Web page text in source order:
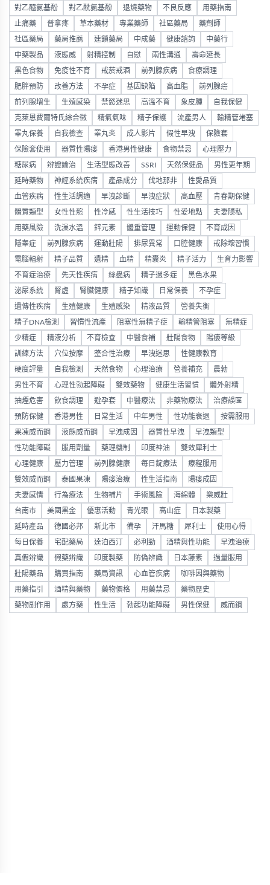
對乙醯氨基酚 對乙酰氨基酚 退燒藥物 不良反應 用藥指南
止痛藥 普拿疼 草本藥材 專業藥師 社區藥局 藥劑師
社區藥局 藥局推薦 連鎖藥局 中成藥 健康諮詢 中藥行
中藥製品 液態威 射精控制 自慰 兩性溝通 壽命延長
黑色食物 免疫性不育 戒菸戒酒 前列腺疾病 食療調理
肥胖預防 改善方法 不孕症 基因缺陷 高血脂 前列腺癌
前列腺增生 生殖感染 禁慾迷思 高溫不育 象皮腫 自我保健
克萊恩費爾特氏綜合徵 精氣氣味 精子保護 流產男人 輸精管堵塞
睪丸保養 自我檢查 睪丸炎 成人影片 假性早洩 保險套
保險套使用 器質性陽痿 香港男性健康 食物禁忌 心理壓力
糖尿病 辨證論治 生活型態改善 SSRI 天然保健品 男性更年期
延時藥物 神經系統疾病 產品成分 伐地那非 性愛品質
血管疾病 性生活調適 早洩診斷 早洩症狀 高血壓 青春期保健
體質類型 女性性慾 性冷感 性生活技巧 性愛地點 夫妻隱私
用藥風險 洗澡水溫 鋅元素 體重管理 運動保健 不育成因
隱睾症 前列腺疾病 運動壯陽 排尿異常 口腔健康 戒除壞習慣
電腦輻射 精子品質 遺精 血精 精囊炎 精子活力 生育力影響
不育症治療 先天性疾病 絲蟲病 精子過多症 黑色水果
泌尿系統 腎虛 腎臟健康 精子知識 日常保養 不孕症
遺傳性疾病 生殖健康 生殖感染 精液品質 營養失衡
精子DNA檢測 習慣性流產 阻塞性無精子症 輸精管阻塞 無精症
少精症 精液分析 不育檢查 中醫食補 壯陽食物 陽痿等級
訓練方法 穴位按摩 整合性治療 早洩迷思 性健康教育
硬度評量 自我檢測 天然食物 心理治療 營養補充 晨勃
男性不育 心理性勃起障礙 雙效藥物 健康生活習慣 體外射精
抽煙危害 飲食調理 避孕套 中醫療法 非藥物療法 治療誤區
預防保健 香港男性 日常生活 中年男性 性功能衰退 按需服用
果凍威而鋼 液態威而鋼 早洩成因 器質性早洩 早洩類型
性功能障礙 服用劑量 藥理機制 印度神油 雙效犀利士
心理健康 壓力管理 前列腺健康 每日錠療法 療程服用
雙效威而鋼 泰國果凍 陽痿治療 性生活指南 陽痿成因
夫妻感情 行為療法 生物補片 手術風險 海綿體 樂威壯
台南市 美國黑金 優惠活動 青光眼 高山症 日本製藥
延時產品 德國必邦 新北市 備孕 汗馬糖 犀利士 使用心得
每日保養 宅配藥局 達泊西汀 必利勁 酒精與性功能 早洩治療
真假辨識 假藥辨識 印度製藥 防偽辨識 日本藤素 過量服用
壯陽藥品 購買指南 藥局資訊 心血管疾病 咖啡因與藥物
用藥指引 酒精與藥物 藥物價格 用藥禁忌 藥物歷史
藥物副作用 處方藥 性生活 勃起功能障礙 男性保健 威而鋼